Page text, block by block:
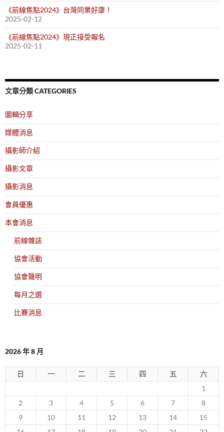
《前線焦點2024》台灣同業好康！
2025-02-12
《前線焦點2024》現正接受報名
2025-02-11
文章分類 CATEGORIES
圖輯分享
媒體消息
攝影師介紹
攝影文章
攝影消息
會員優惠
本會消息
前線雜誌
協會活動
協會聲明
每月之選
比賽消息
2026 年 8 月
日 一 二 三 四 五
六
1
2
3 4 5 6 7
8
9
10 11 12 13 14
15